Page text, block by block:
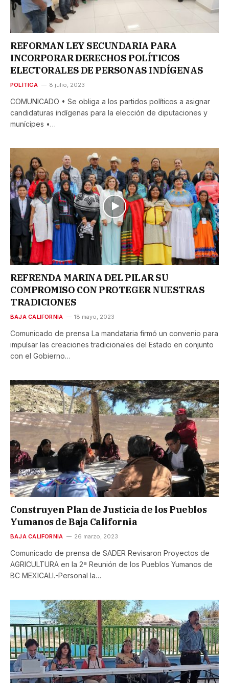
REFORMAN LEY SECUNDARIA PARA
INCORPORAR DERECHOS POLÍTICOS
ELECTORALES DE PERSONAS INDÍGENAS
POLÍTICA 8 julio, 2023
COMUNICADO • Se obliga a los partidos políticos a asignar
candidaturas indígenas para la elección de diputaciones y
munícipes •…
REFRENDA MARINA DEL PILAR SU
COMPROMISO CON PROTEGER NUESTRAS
TRADICIONES
BAJA CALIFORNIA 18 mayo, 2023
Comunicado de prensa La mandataria firmó un convenio para
impulsar las creaciones tradicionales del Estado en conjunto
con el Gobierno…
Construyen Plan de Justicia de los Pueblos
Yumanos de Baja California
BAJA CALIFORNIA 26 marzo, 2023
Comunicado de prensa de SADER Revisaron Proyectos de
AGRICULTURA en la 2ª Reunión de los Pueblos Yumanos de
BC MEXICALI.-Personal la…